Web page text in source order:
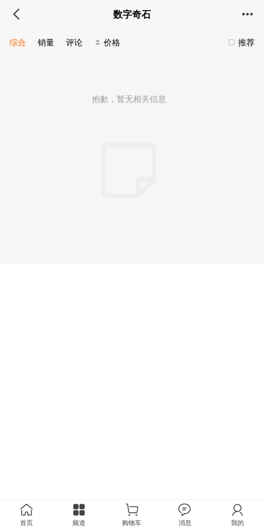
数字奇石
推荐
综合 销量 评论 价格
抱歉，暂无相关信息
首页 频道 购物车 消息 我的